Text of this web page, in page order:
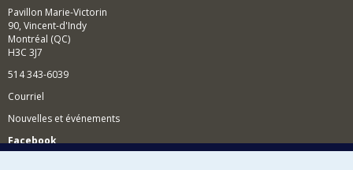
Pavillon Marie-Victorin
90, Vincent-d'Indy
Montréal (QC)
H3C 3J7
514 343-6039
Courriel
Nouvelles et événements
Facebook